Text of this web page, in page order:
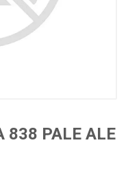
838 PALE ALE